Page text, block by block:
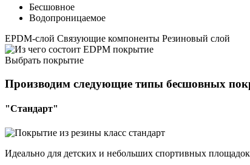
Бесшовное
Водопроницаемое
EPDM-слой Связующие компоненты Резиновый слой
Выбрать покрытие
Производим следующие типы бесшовных
"Стандарт"
Идеально для детских и небольших спортивных площадок